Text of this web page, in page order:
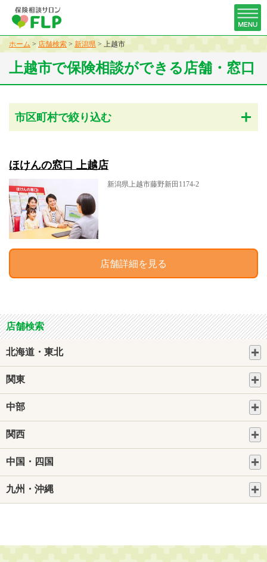
ホーム > 店舗検索 > 新潟県 > 上越市
上越市で保険相談ができる店舗・窓口
市区町村で絞り込む
ほけんの窓口 上越店
新潟県上越市藤野新田1174-2
店舗詳細を見る
店舗検索
北海道・東北
関東
中部
関西
中国・四国
九州・沖縄